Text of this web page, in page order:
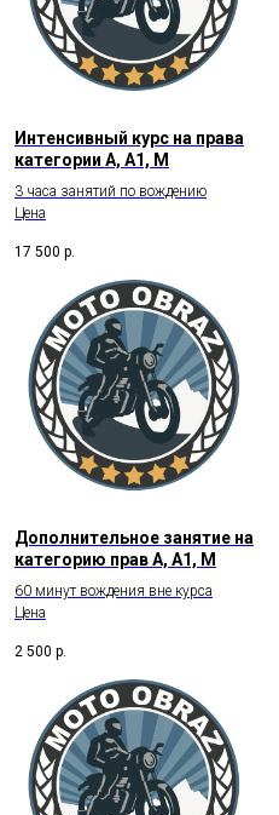
Интенсивный курс на права
категории А, А1, М
3 часа занятий по вождению
Цена
17 500 р.
Дополнительное занятие на
категорию прав А, А1, М
60 минут вождения вне курса
Цена
2 500 р.